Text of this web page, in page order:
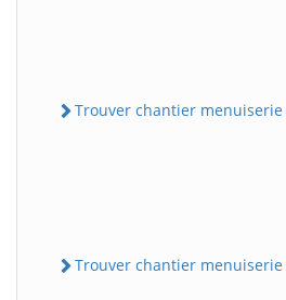
Trouver chantier menuiserie
Trouver chantier menuiserie